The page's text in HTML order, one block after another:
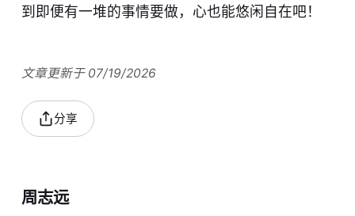
到即便有一堆的事情要做，心也能悠闲自在吧​！​
文章更新于 07/19/2026
分享
周志远